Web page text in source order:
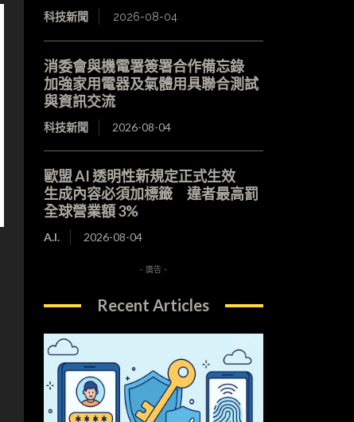
科技新聞 2026-08-04
消委會與機電署簽署合作備忘錄
加強家用電器及氣體用具聯合測試
與資訊交流
科技新聞 2026-08-04
歐盟 AI 透明性新規定正式生效
生成內容必須加標籤 違者最高罰
全球營業額 3%
A.I. 2026-08-04
- 廣告 -
Recent Articles